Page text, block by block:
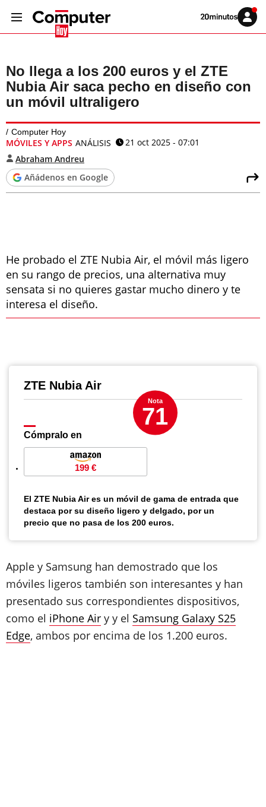
Volver
Iniciar
sesión
No llega a los 200 euros y el ZTE
Nubia Air saca pecho en diseño con
un móvil ultraligero
Computer Hoy
MÓVILES Y APPS ANÁLISIS
21 oct 2025 - 07:01
Abraham Andreu
Añádenos en Google
He probado el ZTE Nubia Air, el móvil más ligero
en su rango de precios, una alternativa muy
sensata si no quieres gastar mucho dinero y te
interesa el diseño.
ZTE Nubia Air
Nota
71
Cómpralo en
199 €
El ZTE Nubia Air es un móvil de gama de entrada que
destaca por su diseño ligero y delgado, por un
precio que no pasa de los 200 euros.
Apple y Samsung han demostrado que los
móviles ligeros también son interesantes y han
presentado sus correspondientes dispositivos,
como el iPhone Air y y el Samsung Galaxy S25
Edge, ambos por encima de los 1.200 euros.